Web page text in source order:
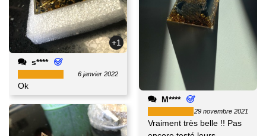
+1
s****
6 janvier 2022
Ok
M****
29 novembre 2021
Vraiment très belle !! Pas